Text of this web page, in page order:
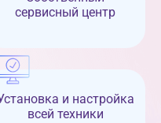
сервисный центр
и настройка
всей техники